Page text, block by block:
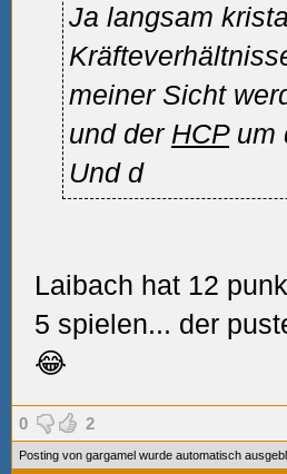
Ja langsam
meiner Sicht
und der HCPum
Und d
Laibach hat 12
5 spielen... der
😂
0 2
Posting von gargamel wurde automatisch